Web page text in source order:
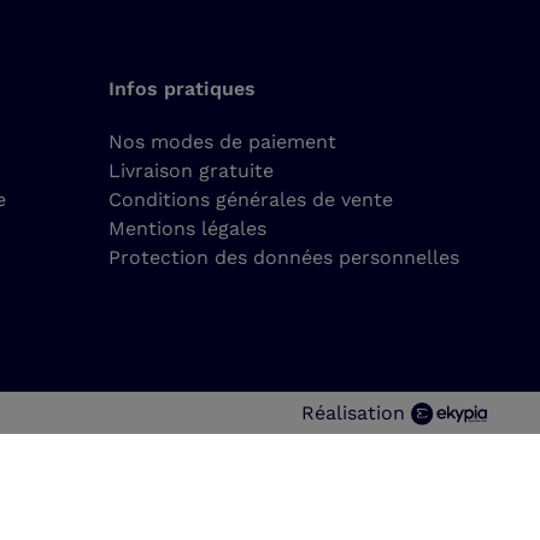
Infos pratiques
Nos modes de paiement
Livraison gratuite
Conditions générales de vente
Mentions légales
Protection des données personnelles
Réalisation